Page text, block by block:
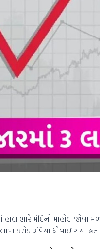
હાલ ભારે મંદિનો માહોલ
કરોડ રૂપિયા ધોવાઇ ગયા